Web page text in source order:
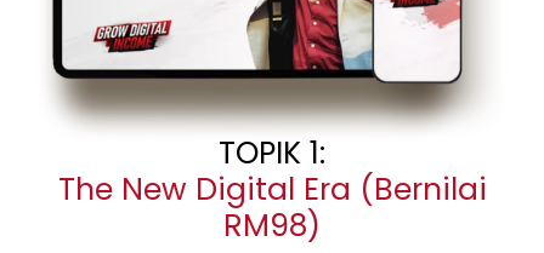
TOPIK 1:
The New Digital Era (Bernilai
RM98)